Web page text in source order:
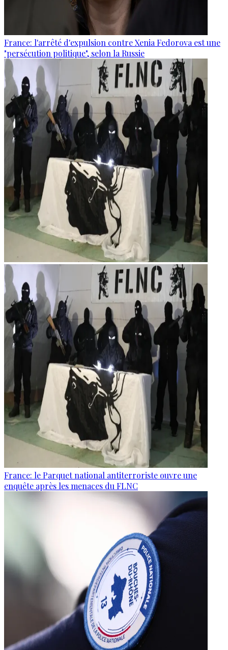
France: l'arrêté d'expulsion contre Xenia Fedorova est une
"persécution politique", selon la Russie
France: le Parquet national antiterroriste ouvre une
enquête après les menaces du FLNC